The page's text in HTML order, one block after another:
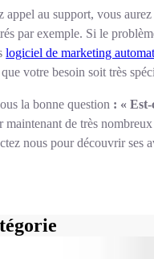
appel au support, vous
par exemple. Si le
logiciel de marketing
votre besoin soit très
la bonne question : «
de très
nous pour découvrir ses